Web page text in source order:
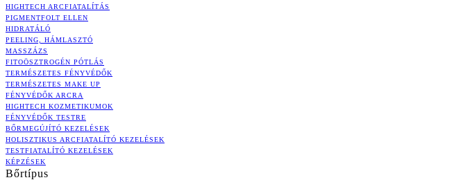
HIGHTECH ARCFIATALÍTÁS
PIGMENTFOLT ELLEN
HIDRATÁLÓ
PEELING, HÁMLASZTÓ
MASSZÁZS
FITOÖSZTROGÉN PÓTLÁS
TERMÉSZETES FÉNYVÉDŐK
TERMÉSZETES MAKE UP
FÉNYVÉDŐK ARCRA
HIGHTECH KOZMETIKUMOK
FÉNYVÉDŐK TESTRE
BŐRMEGÚJÍTÓ KEZELÉSEK
HOLISZTIKUS ARCFIATALÍTÓ KEZELÉSEK
TESTFIATALÍTÓ KEZELÉSEK
KÉPZÉSEK
Bőrtípus